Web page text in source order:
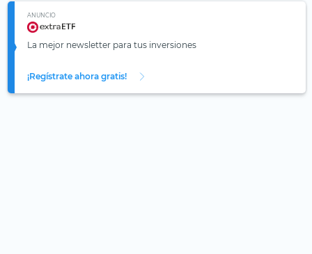
ANUNCIO
La mejor newsletter para tus inversiones
¡Regístrate ahora gratis!